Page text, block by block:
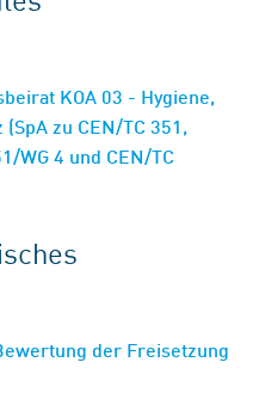
KOA 03 - Hygiene,
zu CEN/TC 351,
WG 4 und CEN/TC
der Freisetzung